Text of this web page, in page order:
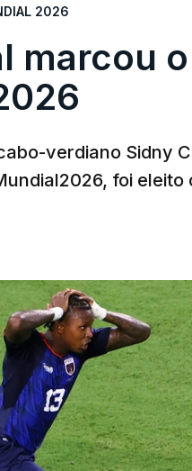
2026
marcou
verdiano Sidny
foi